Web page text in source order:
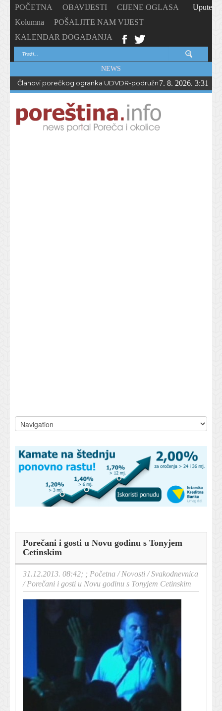
POČETNA OBAVIJESTI
CIJENE OGLASA
Kolumna
POŠALJITE NAM VIJEST
KALENDAR DOGAĐANJA
Upute
NEWS
Članovi porečkog ogranka UDVDR-podružnice Istarske
7. 8. 2026. 3:31
Porečani i gosti u Novu godinu s Tonyjem
Cetinskim
31.12.2013. 08:42; ; Početna /Novosti /Svakodnevnica
/Porečani i gosti u Novu godinu s Tonyjem Cetinskim